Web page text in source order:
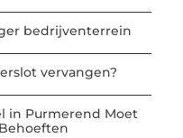
bedrijventerrein
vervangen?
in Purmerend Moet